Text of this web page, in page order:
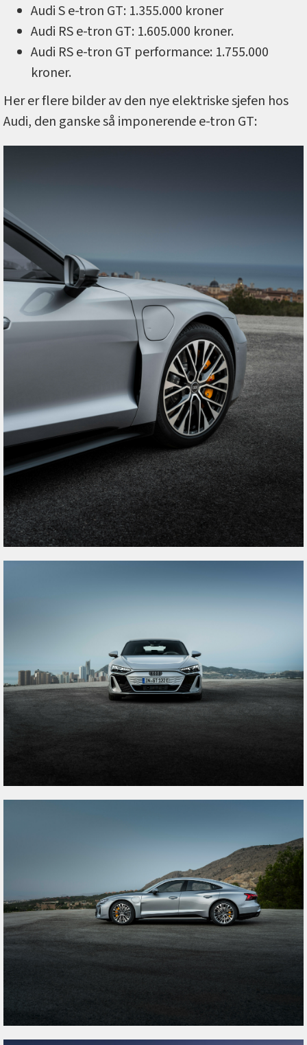
Audi S e-tron GT: 1.355.000 kroner
Audi RS e-tron GT: 1.605.000 kroner.
Audi RS e-tron GT performance: 1.755.000
kroner.
Her er flere bilder av den nye elektriske sjefen hos
Audi, den ganske så imponerende e-tron GT: